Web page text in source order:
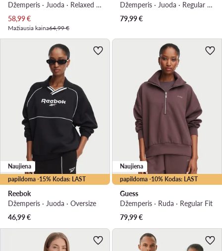
Džemperis · Juoda · Relaxed Fit
Dabartinė kaina
58,99€
Mažiausia kaina64,99 €
Džemperis · Juoda · Regular Fit
79,99€
papildoma -15% Kodas: LAST
Naujiena
Reebok
Džemperis · Juoda · Oversize
46,99€
papildoma -10% Kodas: LAST
Naujiena
Guess
Džemperis · Ruda · Regular Fit
79,99€